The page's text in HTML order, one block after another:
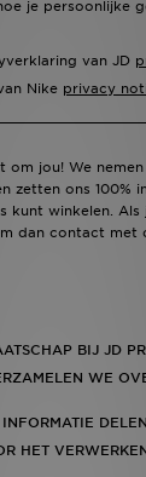
je persoonlijke
van JD
Nike privacy
om jou! We
zetten ons 100%
kunt winkelen.
dan contact met
BIJ JD
WE
HET